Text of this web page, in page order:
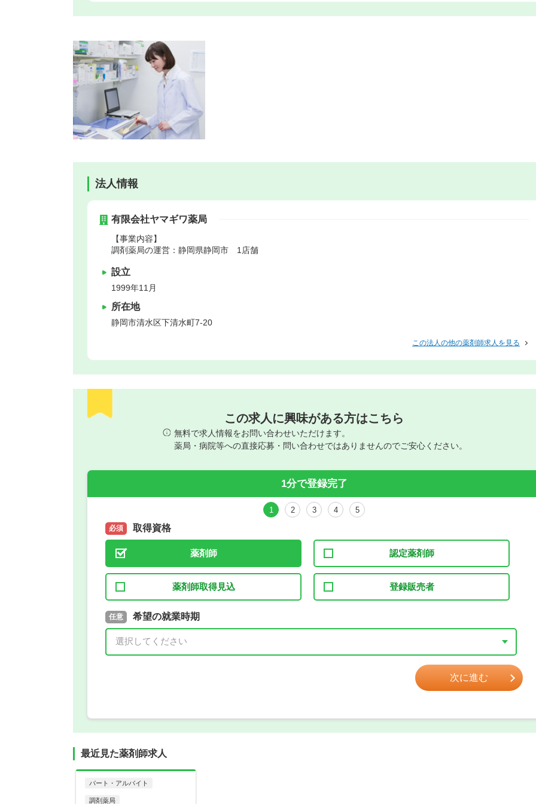
法人情報
有限会社ヤマギワ薬局
【事業内容】
調剤薬局の運営：静岡県静岡市 1店舗
設立
1999年11月
所在地
静岡市清水区下清水町7‐20
この法人の他の薬剤師求人を見る
この求人に興味がある方はこちら
無料で求人情報をお問い合わせいただけます。
薬局・病院等への直接応募・問い合わせではありませんのでご安心ください。
1分で登録完了
1 2 3 4 5
必須 取得資格
薬剤師 認定薬剤師
薬剤師取得見込 登録販売者
必須 取得予定年
年 3月
任意 希望の就業時期
次に進む
最近見た薬剤師求人
パート・アルバイト
調剤薬局